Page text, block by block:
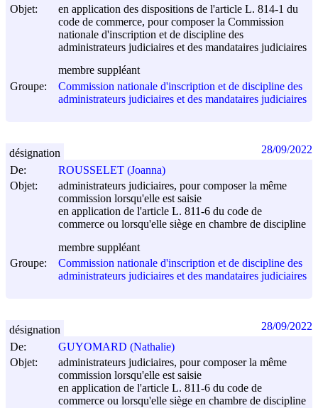
Objet:
en application des dispositions de l'article L. 814-1 du
code de commerce, pour composer la Commission
nationale d'inscription et de discipline des
administrateurs judiciaires et des mandataires judiciaires
membre suppléant
Groupe:
Commission nationale d'inscription et de discipline des
administrateurs judiciaires et des mandataires judiciaires
De:
ROUSSELET (Joanna)
Objet:
administrateurs judiciaires, pour composer la même
commission lorsqu'elle est saisie
en application de l'article L. 811-6 du code de
commerce ou lorsqu'elle siège en chambre de discipline
membre suppléant
Groupe:
Commission nationale d'inscription et de discipline des
administrateurs judiciaires et des mandataires judiciaires
désignation 28/09/2022
De:
GUYOMARD (Nathalie)
Objet:
administrateurs judiciaires, pour composer la même
commission lorsqu'elle est saisie
en application de l'article L. 811-6 du code de
commerce ou lorsqu'elle siège en chambre de discipline
désignation 28/09/2022